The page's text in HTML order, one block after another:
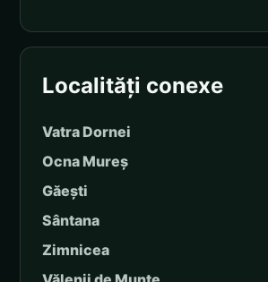
Localități conexe
Vatra Dornei
Ocna Mureș
Găești
Sântana
Zimnicea